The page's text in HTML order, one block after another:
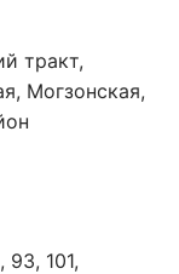
тракт,
Могзонская,
93, 101,